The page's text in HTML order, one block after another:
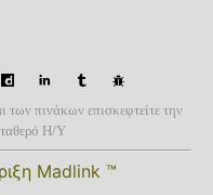
πινάκων επισκεφτείτε την
Η/Υ
Madlink ™